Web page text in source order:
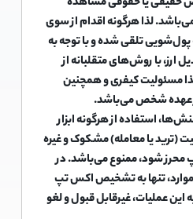
لذا هرگونه اقدام از سوی
پول‌شویی تلقی شده و با توجه به
ارز، با روش‌های متقلبانه از
مسئولیت کیفری و همچنین
عهده شخص می‌باشد.
استفاده از هرگونه ابزار
(ترید یا معامله) مشکوک و غیره
محرز شود، ممنوع می‌باشد. در
موارد، تنها به تشخیص اکس تپ
عملیات، غیرقابل قبول و لغو